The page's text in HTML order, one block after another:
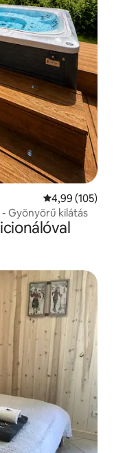
Átlagos
4,99 (105)
- Gyönyörű kilátás